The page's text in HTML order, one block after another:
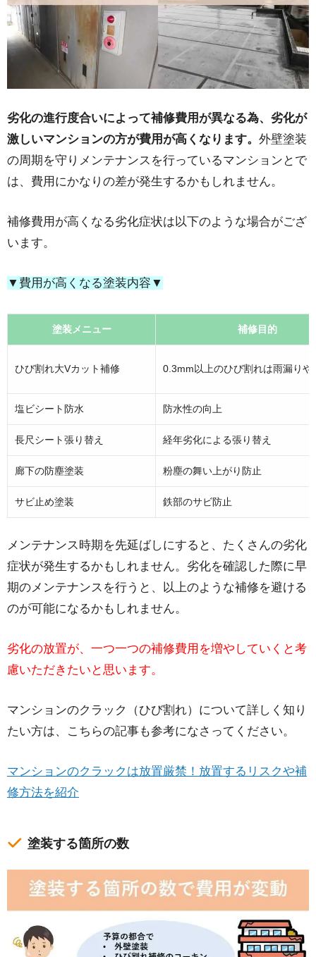
劣化の進行度合いによって補修費用が異なる為、劣化が
激しいマンションの方が費用が高くなります。 外壁塗装
の周期を守りメンテナンスを行っているマンションとで
は、費用にかなりの差が発生するかもしれません。
補修費用が高くなる劣化症状は以下のような場合がござ
います。
▼費用が高くなる塗装内容▼
塗装メニュー 補修目的
ひび割れ大Vカット補修 0.3mm以上のひび割れは雨漏りや
塩ビシート防水 防水性の向上
長尺シート張り替え 経年劣化による張り替え
廊下の防塵塗装 粉塵の舞い上がり防止
サビ止め塗装 鉄部のサビ防止
メンテナンス時期を先延ばしにすると、たくさんの劣化
症状が発生するかもしれません。劣化を確認した際に早
期のメンテナンスを行うと、以上のような補修を避ける
のが可能になるかもしれません。
劣化の放置が、一つ一つの補修費用を増やしていくと考
慮いただきたいと思います。
マンションのクラック（ひび割れ）について詳しく知り
たい方は、こちらの記事も参考になさってください。
マンションのクラックは放置厳禁！放置するリスクや補
修方法を紹介
塗装する箇所の数